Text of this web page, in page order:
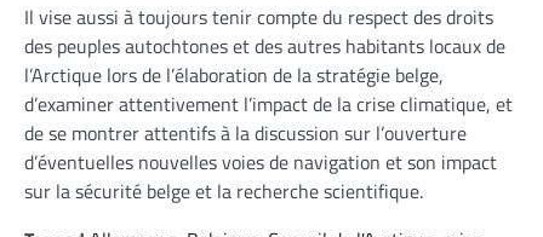
Il vise aussi à toujours tenir compte du respect des droits
des peuples autochtones et des autres habitants locaux de
l’Arctique lors de l’élaboration de la stratégie belge,
d’examiner attentivement l’impact de la crise climatique, et
de se montrer attentifs à la discussion sur l’ouverture
d’éventuelles nouvelles voies de navigation et son impact
sur la sécurité belge et la recherche scientifique.